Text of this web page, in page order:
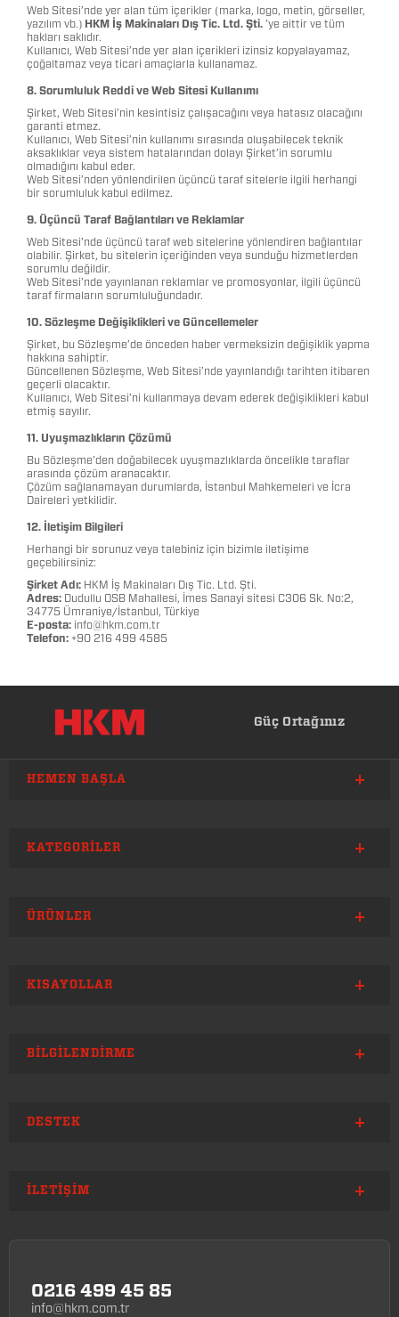
Web Sitesi’nde yer alan tüm içerikler (marka, logo, metin, görseller,
yazılım vb.) HKM İş Makinaları Dış Tic. Ltd. Şti. ’ye aittir ve tüm
hakları saklıdır.
Kullanıcı, Web Sitesi’nde yer alan içerikleri izinsiz kopyalayamaz,
çoğaltamaz veya ticari amaçlarla kullanamaz.
8. Sorumluluk Reddi ve Web Sitesi Kullanımı
Şirket, Web Sitesi’nin kesintisiz çalışacağını veya hatasız olacağını
garanti etmez.
Kullanıcı, Web Sitesi’nin kullanımı sırasında oluşabilecek teknik
aksaklıklar veya sistem hatalarından dolayı Şirket’in sorumlu
olmadığını kabul eder.
Web Sitesi’nden yönlendirilen üçüncü taraf sitelerle ilgili herhangi
bir sorumluluk kabul edilmez.
9. Üçüncü Taraf Bağlantıları ve Reklamlar
Web Sitesi’nde üçüncü taraf web sitelerine yönlendiren bağlantılar
olabilir. Şirket, bu sitelerin içeriğinden veya sunduğu hizmetlerden
sorumlu değildir.
Web Sitesi’nde yayınlanan reklamlar ve promosyonlar, ilgili üçüncü
taraf firmaların sorumluluğundadır.
10. Sözleşme Değişiklikleri ve Güncellemeler
Şirket, bu Sözleşme’de önceden haber vermeksizin değişiklik yapma
hakkına sahiptir.
Güncellenen Sözleşme, Web Sitesi’nde yayınlandığı tarihten itibaren
geçerli olacaktır.
Kullanıcı, Web Sitesi’ni kullanmaya devam ederek değişiklikleri kabul
etmiş sayılır.
11. Uyuşmazlıkların Çözümü
Bu Sözleşme’den doğabilecek uyuşmazlıklarda öncelikle taraflar
arasında çözüm aranacaktır.
Çözüm sağlanamayan durumlarda, İstanbul Mahkemeleri ve İcra
Daireleri yetkilidir.
12. İletişim Bilgileri
Herhangi bir sorunuz veya talebiniz için bizimle iletişime
geçebilirsiniz:
Şirket Adı: HKM İş Makinaları Dış Tic. Ltd. Şti.
Adres: Dudullu OSB Mahallesi, İmes Sanayi sitesi C306 Sk. No:2,
34775 Ümraniye/İstanbul, Türkiye
E-posta: info@hkm.com.tr
Telefon: +90 216 499 4585
Güç Ortağınız
HEMEN BAŞLA
KATEGORILER
ÜRÜNLER
KISAYOLLAR
BILGILENDIRME
DESTEK
İLETIŞIM
0216 499 45 85
info@hkm.com.tr